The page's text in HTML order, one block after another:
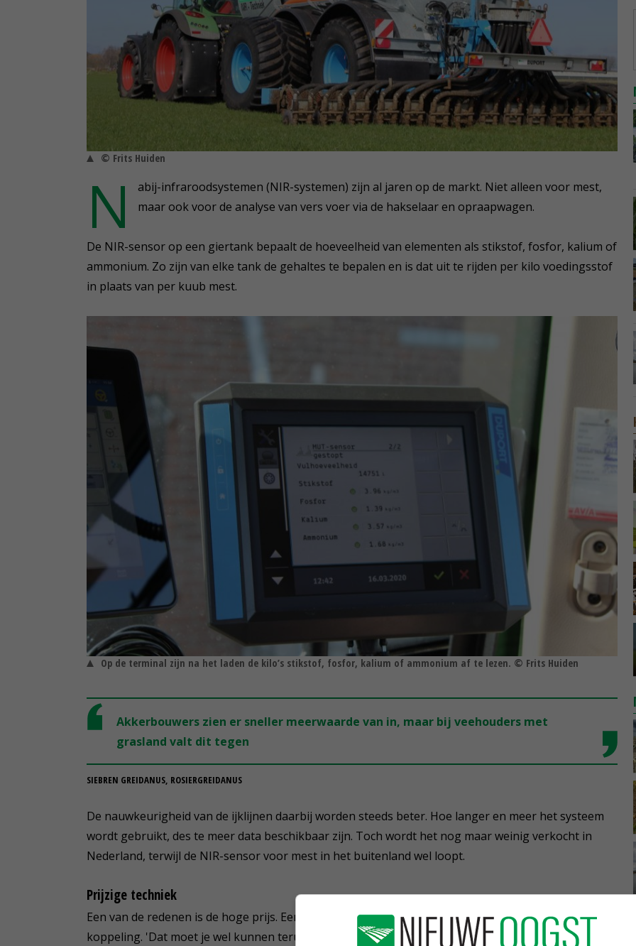
© Frits Huiden
N
abij-infraroodsystemen (NIR-systemen) zijn al jaren op de markt. Niet alleen voor mest,
maar ook voor de analyse van vers voer via de hakselaar en opraapwagen.
De NIR-sensor op een giertank bepaalt de hoeveelheid van elementen als stikstof, fosfor, kalium of
ammonium. Zo zijn van elke tank de gehaltes te bepalen en is dat uit te rijden per kilo voedingsstof
in plaats van per kuub mest.
Op de terminal zijn na het laden de kilo’s stikstof, fosfor, kalium of ammonium af te lezen. © Frits Huiden
Akkerbouwers zien er sneller meerwaarde van in, maar bij veehouders met
grasland valt dit tegen
SIEBREN GREIDANUS, ROSIERGREIDANUS
De nauwkeurigheid van de ijklijnen daarbij worden steeds beter. Hoe langer en meer het systeem
wordt gebruikt, des te meer data beschikbaar zijn. Toch wordt het nog maar weinig verkocht in
Nederland, terwijl de NIR-sensor voor mest in het buitenland wel loopt.
Prijzige techniek
Een van de redenen is de hoge prijs. Een NIR-systeem kost zo'n 35.000 euro zonder gps en Isobus-
koppeling. 'Dat moet je wel kunnen terugverdienen', stelt Siebren Greidanus van Zunhammer-